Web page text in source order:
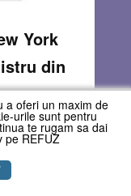
York
din
Evreilor
a oferi un maxim de
urile sunt pentru
te rugam sa dai
pe REFUZ